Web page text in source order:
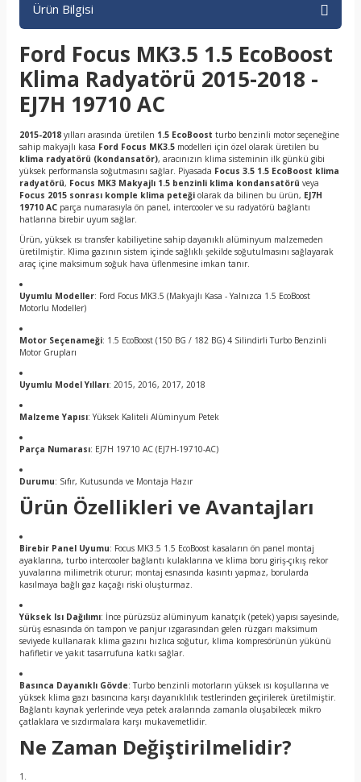
Ürün Bilgisi
Ford Focus MK3.5 1.5 EcoBoost
Klima Radyatörü 2015-2018 -
EJ7H 19710 AC
2015-2018 yılları arasında üretilen 1.5 EcoBoost turbo benzinli motor seçeneğine
sahip makyajlı kasa Ford Focus MK3.5 modelleri için özel olarak üretilen bu
klima radyatörü (kondansatör), aracınızın klima sisteminin ilk günkü gibi
yüksek performansla soğutmasını sağlar. Piyasada Focus 3.5 1.5 EcoBoost klima
radyatörü, Focus MK3 Makyajlı 1.5 benzinli klima kondansatörü veya
Focus 2015 sonrası komple klima peteği olarak da bilinen bu ürün, EJ7H
19710 AC parça numarasıyla ön panel, intercooler ve su radyatörü bağlantı
hatlarına birebir uyum sağlar.
Ürün, yüksek ısı transfer kabiliyetine sahip dayanıklı alüminyum malzemeden
üretilmiştir. Klima gazının sistem içinde sağlıklı şekilde soğutulmasını sağlayarak
araç içine maksimum soğuk hava üflenmesine imkan tanır.
Uyumlu Modeller: Ford Focus MK3.5 (Makyajlı Kasa - Yalnızca 1.5 EcoBoost
Motorlu Modeller)
Motor Seçenameği: 1.5 EcoBoost (150 BG / 182 BG) 4 Silindirli Turbo Benzinli
Motor Grupları
Uyumlu Model Yılları: 2015, 2016, 2017, 2018
Malzeme Yapısı: Yüksek Kaliteli Alüminyum Petek
Parça Numarası: EJ7H 19710 AC (EJ7H-19710-AC)
Durumu: Sıfır, Kutusunda ve Montaja Hazır
Ürün Özellikleri ve Avantajları
Birebir Panel Uyumu: Focus MK3.5 1.5 EcoBoost kasaların ön panel montaj
ayaklarına, turbo intercooler bağlantı kulaklarına ve klima boru giriş-çıkış rekor
yuvalarına milimetrik oturur; montaj esnasında kasıntı yapmaz, borularda
kasılmaya bağlı gaz kaçağı riski oluşturmaz.
Yüksek Isı Dağılımı: İnce pürüzsüz alüminyum kanatçık (petek) yapısı sayesinde,
sürüş esnasında ön tampon ve panjur ızgarasından gelen rüzgarı maksimum
seviyede kullanarak klima gazını hızlıca soğutur, klima kompresörünün yükünü
hafifletir ve yakıt tasarrufuna katkı sağlar.
Basınca Dayanıklı Gövde: Turbo benzinli motorların yüksek ısı koşullarına ve
yüksek klima gazı basıncına karşı dayanıklılık testlerinden geçirilerek üretilmiştir.
Bağlantı kaynak yerlerinde veya petek aralarında zamanla oluşabilecek mikro
çatlaklara ve sızdırmalara karşı mukavemetlidir.
Ne Zaman Değiştirilmelidir?